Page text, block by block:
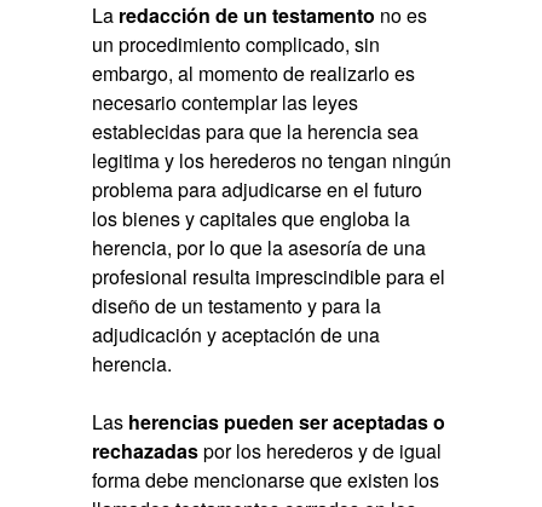
La redacción de un testamento no es
un procedimiento complicado, sin
embargo, al momento de realizarlo es
necesario contemplar las leyes
establecidas para que la herencia sea
legitima y los herederos no tengan ningún
problema para adjudicarse en el futuro
los bienes y capitales que engloba la
herencia, por lo que la asesoría de una
profesional resulta imprescindible para el
diseño de un testamento y para la
adjudicación y aceptación de una
herencia.
Las herencias pueden ser aceptadas o
rechazadaspor los herederos y de igual
forma debe mencionarse que existen los